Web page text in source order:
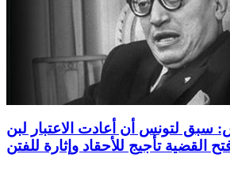
لتونس أن أعادت الاعتبار لبن
القضية تأجيج للأحقاد وإثارة للفتن